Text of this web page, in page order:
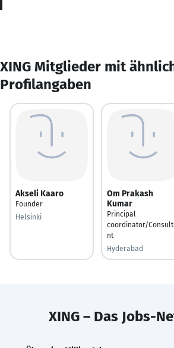
XING Mitglieder mit
Profilangaben
Akseli Kaaro
Founder
Helsinki
Om Prakash
Kumar
Principal
coordinator/
nt
Hyderabad
XING – Das Jobs-